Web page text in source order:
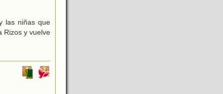
las niñas que
Rizos y vuelve